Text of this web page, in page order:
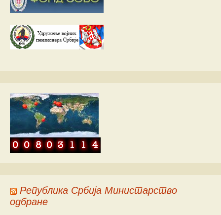
Република Србија Министарство
одбране